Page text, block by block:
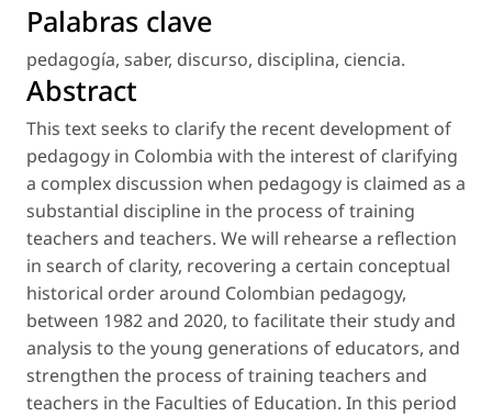
Palabras clave
pedagogía, saber, discurso, disciplina, ciencia.
Abstract
This text seeks to clarify the recent development of
pedagogy in Colombia with the interest of clarifying
a complex discussion when pedagogy is claimed as a
substantial discipline in the process of training
teachers and teachers. We will rehearse a reflection
in search of clarity, recovering a certain conceptual
historical order around Colombian pedagogy,
between 1982 and 2020, to facilitate their study and
analysis to the young generations of educators, and
strengthen the process of training teachers and
teachers in the Faculties of Education. In this period